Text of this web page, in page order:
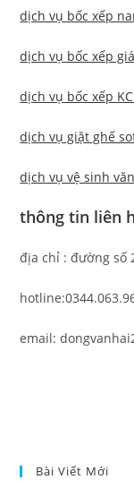
dịch vụ bốc xếp
dịch vụ bốc xếp
dịch vụ bốc xếp
dịch vụ giặt ghế
dịch vụ vệ sinh
thông tin liên
địa chỉ : đường số
email:
Bài Viết Mới